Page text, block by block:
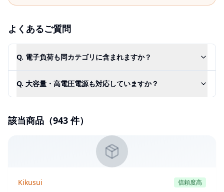
よくあるご質問
Q. 電子負荷も同カテゴリに含まれますか？
Q. 大容量・高電圧電源も対応していますか？
該当商品（943 件）
Kikusui 信頼度高